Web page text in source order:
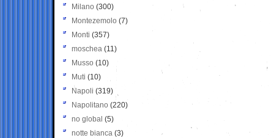
Milano (300)
Montezemolo (7)
Monti (357)
moschea (11)
Musso (10)
Muti (10)
Napoli (319)
Napolitano (220)
no global (5)
notte bianca (3)